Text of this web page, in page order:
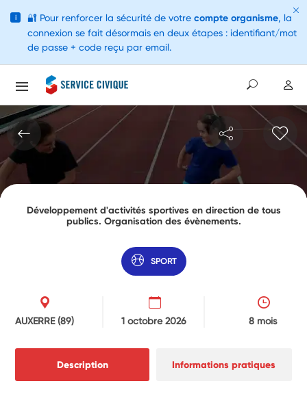
Développement d'activités sportives en direction de tous
publics. Organisation des évènements.
SPORT
AUXERRE(89) 1 octobre 2026 8 mois
Description Informations pratiques
i 🔐 Pour renforcer la sécurité de votre compte organisme, la
connexion se fait désormais en deux étapes : identifiant/mot
de passe + code reçu par email.